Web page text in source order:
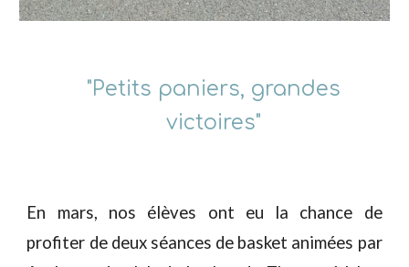
"Petits paniers, grandes
victoires"
En mars, nos élèves ont eu la chance de
profiter de deux séances de basket animées par